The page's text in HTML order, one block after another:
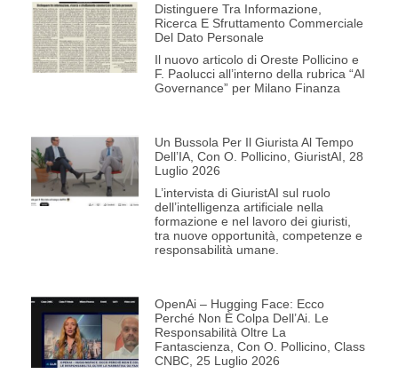
Distinguere Tra Informazione,
Ricerca E Sfruttamento Commerciale
Del Dato Personale
Il nuovo articolo di Oreste Pollicino e
F. Paolucci all’interno della rubrica “AI
Governance” per Milano Finanza
Un Bussola Per Il Giurista Al Tempo
Dell’IA, Con O. Pollicino, GiuristAI, 28
Luglio 2026
L’intervista di GiuristAI sul ruolo
dell’intelligenza artificiale nella
formazione e nel lavoro dei giuristi,
tra nuove opportunità, competenze e
responsabilità umane.
OpenAi – Hugging Face: Ecco
Perché Non È Colpa Dell’Ai. Le
Responsabilità Oltre La
Fantascienza, Con O. Pollicino, Class
CNBC, 25 Luglio 2026